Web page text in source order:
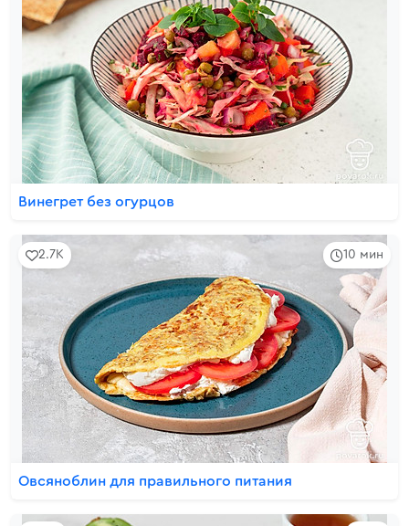
Винегрет без огурцов
10 мин
2.7K
Овсяноблин для правильного питания